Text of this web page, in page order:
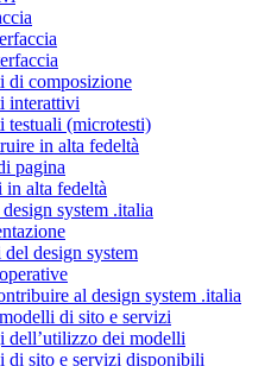
di composizione
interattivi
testuali (microtesti)
in alta fedeltà
pagina
alta fedeltà
system .italia
design system
al design system .italia
di sito e servizi
dell’utilizzo dei modelli
di sito e servizi disponibili